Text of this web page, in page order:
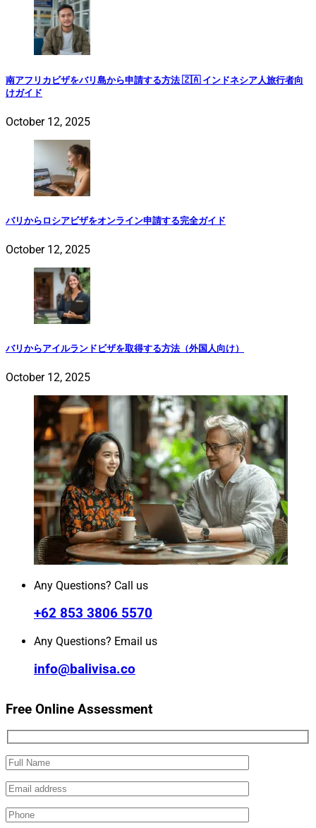
南アフリカビザをバリ島から申請する方法 🇿🇦 インドネシア人旅行者向
けガイド
October 12, 2025
バリからロシアビザをオンライン申請する完全ガイド
October 12, 2025
バリからアイルランドビザを取得する方法（外国人向け）
October 12, 2025
Any Questions? Call us
+62 853 3806 5570
Any Questions? Email us
info@balivisa.co
Free Online Assessment